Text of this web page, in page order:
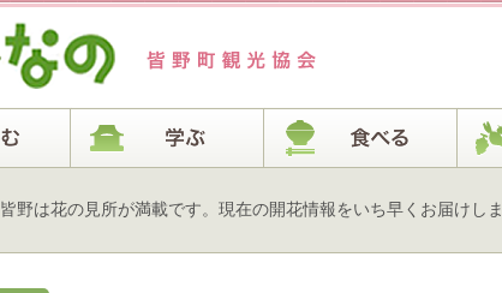
皆野は花の見所が満載です。現在の開花情報をいち早くお届けしま